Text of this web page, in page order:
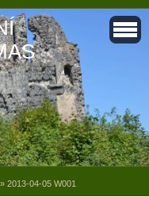
» 2013-04-05 W001